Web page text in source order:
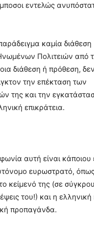
εντελώς
καμία διάθεση
Πολιτειών από
διάθεση ή πρόθεση,
την επέκταση των
της και την
επικράτεια.
αυτή είναι κάποιου
ευρωστρατό,
το κείμενό της (σε
του!) και η ελληνική
προπαγάνδα.